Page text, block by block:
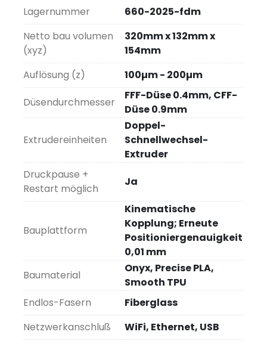
Lagernummer
660-2025-fdm
Netto bau volumen
(xyz)
320mm x 132mm x
154mm
Auflösung (z)
100µm - 200µm
Düsendurchmesser
FFF-Düse 0.4mm, CFF-
Düse 0.9mm
Extrudereinheiten
Doppel-
Schnellwechsel-
Extruder
Druckpause +
Restart möglich
Ja
Bauplattform
Kinematische
Kopplung; Erneute
Positioniergenauigkeit
0,01 mm
Baumaterial
Onyx, Precise PLA,
Smooth TPU
Endlos-Fasern
Fiberglass
Netzwerkanschluß
WiFi, Ethernet, USB